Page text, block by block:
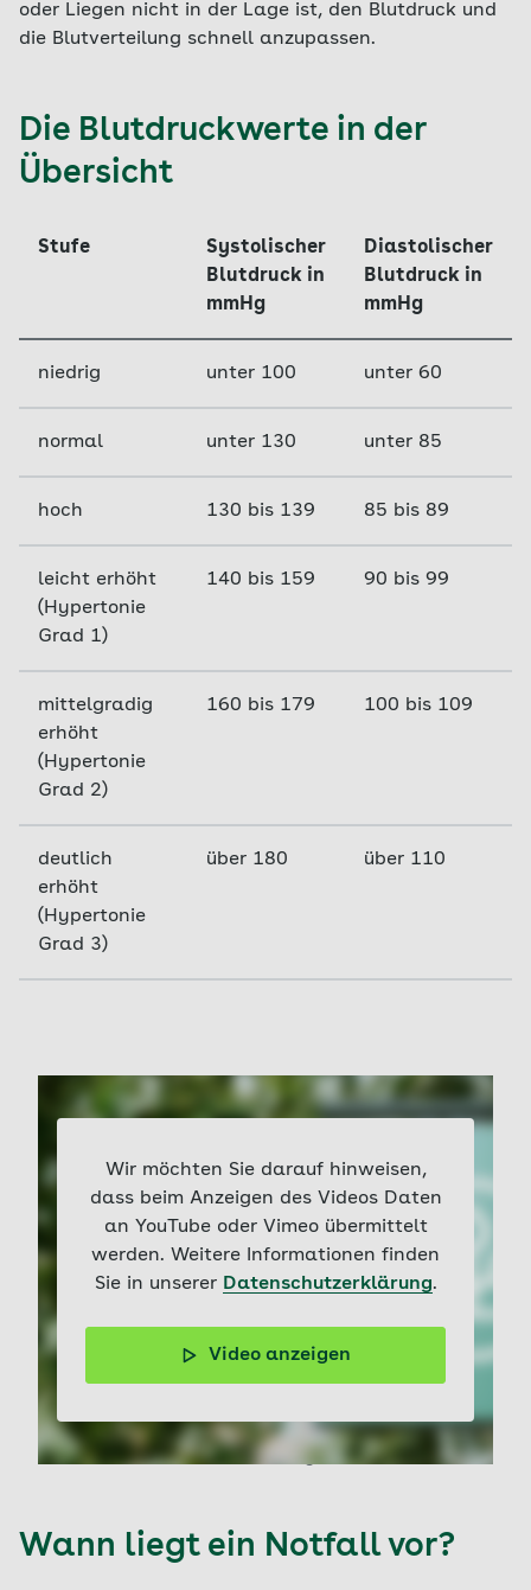
oder Liegen nicht in der Lage ist, den Blutdruck und
die Blutverteilung schnell anzupassen.
Die Blutdruckwerte in der
Übersicht
Stufe
Systolischer
Blutdruck in
mmHg
Diastolischer
Blutdruck in
mmHg
niedrig unter 100 unter 60
normal unter 130 unter 85
hoch 130 bis 139 85 bis 89
leicht erhöht
(Hypertonie
Grad 1)
140 bis 159 90 bis 99
mittelgradig
erhöht
(Hypertonie
Grad 2)
160 bis 179 100 bis 109
deutlich
erhöht
(Hypertonie
Grad 3)
über 180 über 110
Wir möchten Sie darauf hinweisen,
dass beim Anzeigen des Videos Daten
an YouTube oder Vimeo übermittelt
werden. Weitere Informationen finden
Sie in unserer Datenschutzerklärung.
Video anzeigen
Bluthochdruck bleibt oft unbemerkt, kann aber
Schlaganfall oder Herzinfarkt verursachen. Werden
der Blutdruck mit Lebensstilmaßnahmen, Hausmitteln
oder medikamentöser Behandlung kontrolliert werden.
Wann liegt ein Notfall vor?